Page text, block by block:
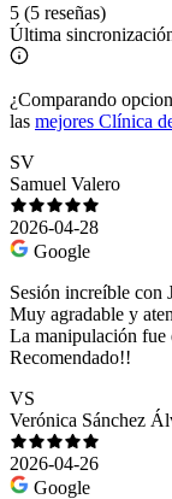
5 (5 reseñas)
Última
¿Comparando
las mejores Clínica
SV
Samuel Valero
2026-04-28
Google
Sesión increíble con
Muy agradable y
La manipulación fue
Recomendado!!
VS
Verónica Sánchez
2026-04-26
Google